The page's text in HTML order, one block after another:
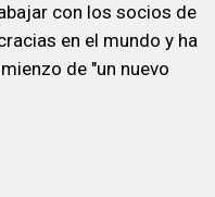
con los socios de
en el mundo y ha
de "un nuevo